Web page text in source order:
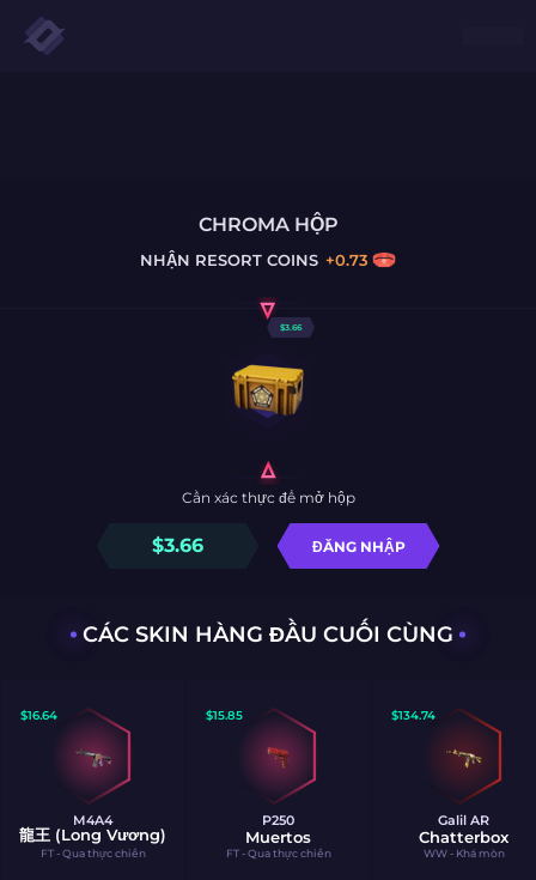
CHROMA HỘP
NHẬN RESORT COINS +0.73
$3.66
$3.66 ĐĂNG NHẬP
Cần xác thực để mở hộp
CÁC SKIN HÀNG ĐẦU CUỐI CÙNG
$16.64
M4A4
龍王 (Long Vương)
FT - Qua thực chiến
$15.85
P250
Muertos
FT - Qua thực chiến
$134.74
Galil AR
Chatterbox
WW - Khá mòn